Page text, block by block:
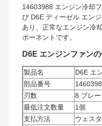
14603988 エンジン冷却
び D6E ディーゼル エン
あり、正常なエンジン冷
ポーネントです。
D6E エンジンファン
製品名
D6E エ
部品番号
刃数
8 ブレー
最低注文数量
1個
支払方法
ウェス